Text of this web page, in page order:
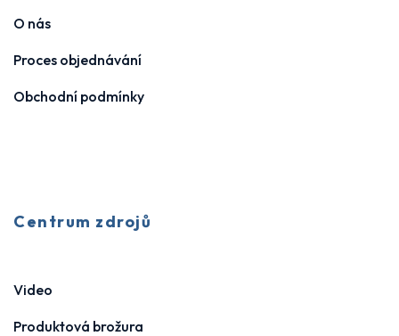
O nás
Proces objednávání
Obchodní podmínky
Centrum zdrojů
Video
Produktová brožura